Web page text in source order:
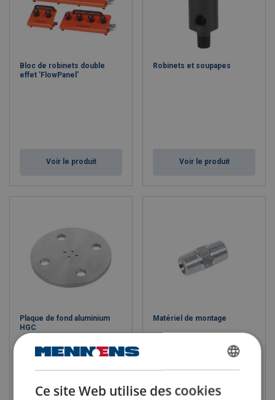
Bloc de robinets double
effet 'FlowPanel'
Voir le produit
Robinets et soupapes
Voir le produit
Plaque de fond aluminium
HGC
25 ton capicity.
Matériel de montage
DUTCH
ENGLISH TRANSLATION
Ce site Web utilise des cookies